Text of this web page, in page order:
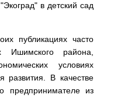
в детский сад
публикациях часто
Ишимского района,
условиях
развития. В качестве
предпринимателе из